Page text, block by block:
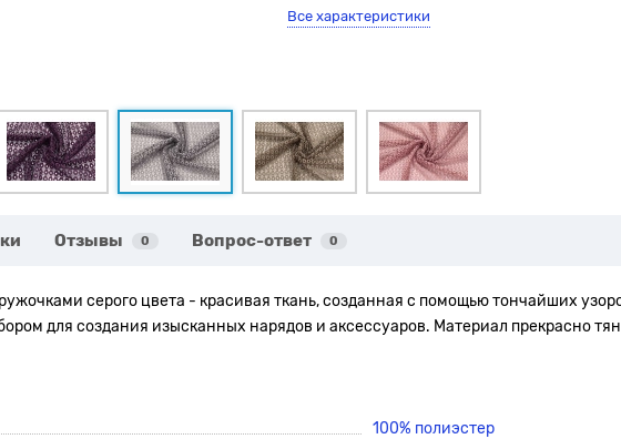
Все характеристики
Отзывы 0 Вопрос-ответ 0
серого цвета - красивая ткань, созданная с помощью тончайших
для создания изысканных нарядов и аксессуаров. Материал прекрасно
100% полиэстер